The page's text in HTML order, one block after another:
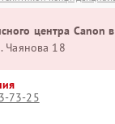
центра Canon
Чаянова 18
73-25